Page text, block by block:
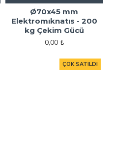
Ø70x45 mm
Elektromıknatıs - 200
kg Çekim Gücü
0,00 ₺
ÇOK SATILDI